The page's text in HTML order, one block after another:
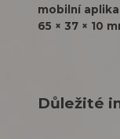
mobilní
65 × 37 × 10
Důležité